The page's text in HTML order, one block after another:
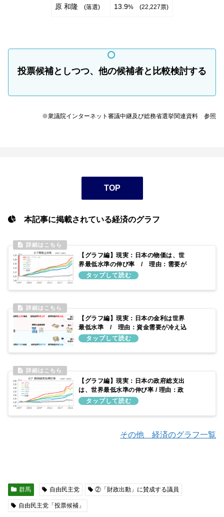
原 和隆 (落選) 13.9% (22,227票)
投票候補としつつ、他の候補者と比較検討する
※衆議院インターネット審議中継及び総務省選挙関連資料 参照
TOP
本記事に掲載されている経済のグラフ
【グラフ編】現実：日本の物価は、世
界最低水準の伸び率 / 理由：需要が
供給より少ないため
【グラフ編】現実：日本の金利は世界
最低水準 / 理由：資金需要が冷え込
んでいるため
【グラフ編】現実：日本の政府総支出
は、世界最低水準の伸び率 / 理由：政
府予算を増やしてこなかったため
その他 経済のグラフ一覧
群馬 自由民主党 ②「財政出動」に賛成する議員
自由民主党「投票候補」